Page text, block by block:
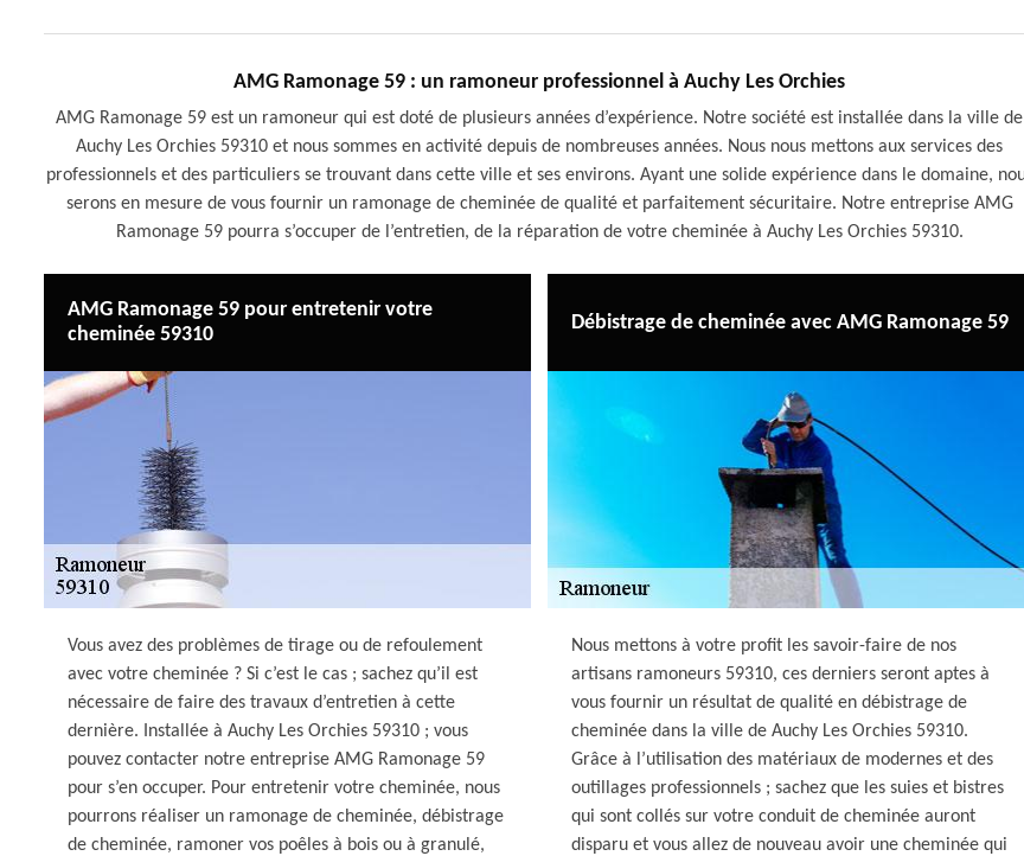
AMG Ramonage 59 : un ramoneur professionnel à Auchy Les Orchies
AMG Ramonage 59 est un ramoneur qui est doté de plusieurs années d’expérience. Notre société est installée dans la ville de
Auchy Les Orchies 59310 et nous sommes en activité depuis de nombreuses années. Nous nous mettons aux services des
professionnels et des particuliers se trouvant dans cette ville et ses environs. Ayant une solide expérience dans le domaine,
serons en mesure de vous fournir un ramonage de cheminée de qualité et parfaitement sécuritaire. Notre entreprise AMG
Ramonage 59 pourra s’occuper de l’entretien, de la réparation de votre cheminée à Auchy Les Orchies 59310.
AMG Ramonage 59 pour entretenir votre
cheminée 59310
Vous avez des problèmes de tirage ou de refoulement
avec votre cheminée ? Si c’est le cas ; sachez qu’il est
nécessaire de faire des travaux d’entretien à cette
dernière. Installée à Auchy Les Orchies 59310 ; vous
pouvez contacter notre entreprise AMG Ramonage 59
pour s’en occuper. Pour entretenir votre cheminée, nous
pourrons réaliser un ramonage de cheminée, débistrage
de cheminée, ramoner vos poêles à bois ou à granulé,
Débistrage de cheminée avec AMG Ramonage 59
Nous mettons à votre profit les savoir-faire de nos
artisans ramoneurs 59310, ces derniers seront aptes à
vous fournir un résultat de qualité en débistrage de
cheminée dans la ville de Auchy Les Orchies 59310.
Grâce à l’utilisation des matériaux de modernes et des
outillages professionnels ; sachez que les suies et bistres
qui sont collés sur votre conduit de cheminée auront
disparu et vous allez de nouveau avoir une cheminée qui